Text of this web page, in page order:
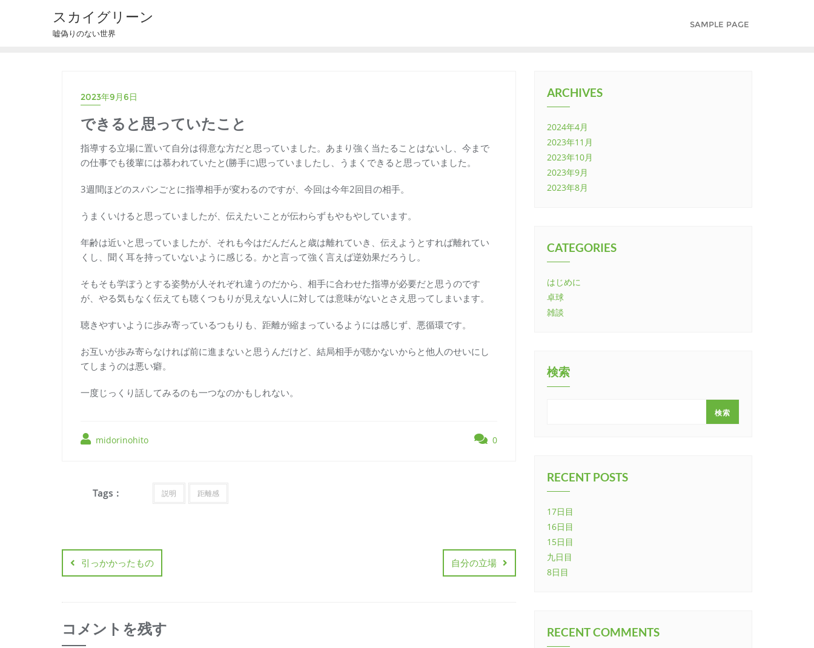
スカイグリーン
嘘偽りのない世界
SAMPLE PAGE
2023年9月6日
できると思っていたこと
指導する立場に置いて自分は得意な方だと思っていました。あまり強く当たることはないし、今まで
の仕事でも後輩には慕われていたと(勝手に)思っていましたし、うまくできると思っていました。
3週間ほどのスパンごとに指導相手が変わるのですが、今回は今年2回目の相手。
うまくいけると思っていましたが、伝えたいことが伝わらずもやもやしています。
年齢は近いと思っていましたが、それも今はだんだんと歳は離れていき、伝えようとすれば離れてい
くし、聞く耳を持っていないように感じる。かと言って強く言えば逆効果だろうし。
そもそも学ぼうとする姿勢が人それぞれ違うのだから、相手に合わせた指導が必要だと思うのです
が、やる気もなく伝えても聴くつもりが見えない人に対しては意味がないとさえ思ってしまいます。
聴きやすいように歩み寄っているつもりも、距離が縮まっているようには感じず、悪循環です。
お互いが歩み寄らなければ前に進まないと思うんだけど、結局相手が聴かないからと他人のせいにし
てしまうのは悪い癖。
一度じっくり話してみるのも一つなのかもしれない。
midorinohito 0
Tags : 説明 距離感
引っかかったもの 自分の立場
コメントを残す
ARCHIVES
2024年4月
2023年11月
2023年10月
2023年9月
2023年8月
CATEGORIES
はじめに
卓球
雑談
検索
検索
RECENT POSTS
17日目
16日目
15日目
九日目
8日目
RECENT COMMENTS